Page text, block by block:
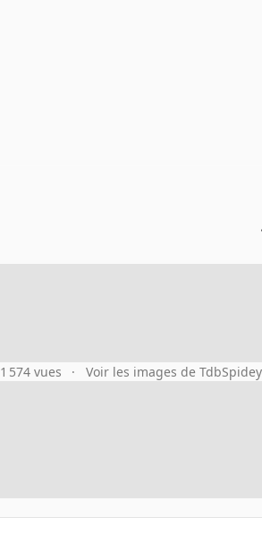
1 574 vues Voir les images de TdbSpidey